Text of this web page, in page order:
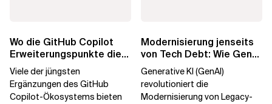
Wo die GitHub Copilot
Erweiterungspunkte die
Governance brechen
Viele der jüngsten
Ergänzungen des GitHub
Copilot-Ökosystems bieten
Modernisierung jenseits
von Tech Debt: Wie GenAI
die
Generative KI (GenAI)
revolutioniert die
Modernisierung von Legacy-